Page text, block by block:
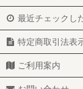
最近チェックし
特定商取引法表
ご利用案内